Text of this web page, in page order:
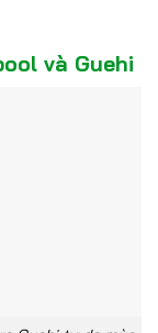
và Guehi